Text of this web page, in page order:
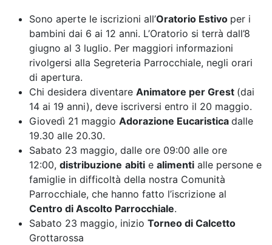
Sono aperte le iscrizioni all’Oratorio Estivo per i
bambini dai 6 ai 12 anni. L’Oratorio si terrà dall’8
giugno al 3 luglio. Per maggiori informazioni
rivolgersi alla Segreteria Parrocchiale, negli orari
di apertura.
Chi desidera diventare Animatore per Grest (dai
14 ai 19 anni), deve iscriversi entro il 20 maggio.
Giovedì 21 maggio Adorazione Eucaristica dalle
19.30 alle 20.30.
Sabato 23 maggio, dalle ore 09:00 alle ore
12:00, distribuzione abiti e alimenti alle persone e
famiglie in difficoltà della nostra Comunità
Parrocchiale, che hanno fatto l’iscrizione al
Centro di Ascolto Parrocchiale.
Sabato 23 maggio, inizio Torneo di Calcetto
Grottarossa